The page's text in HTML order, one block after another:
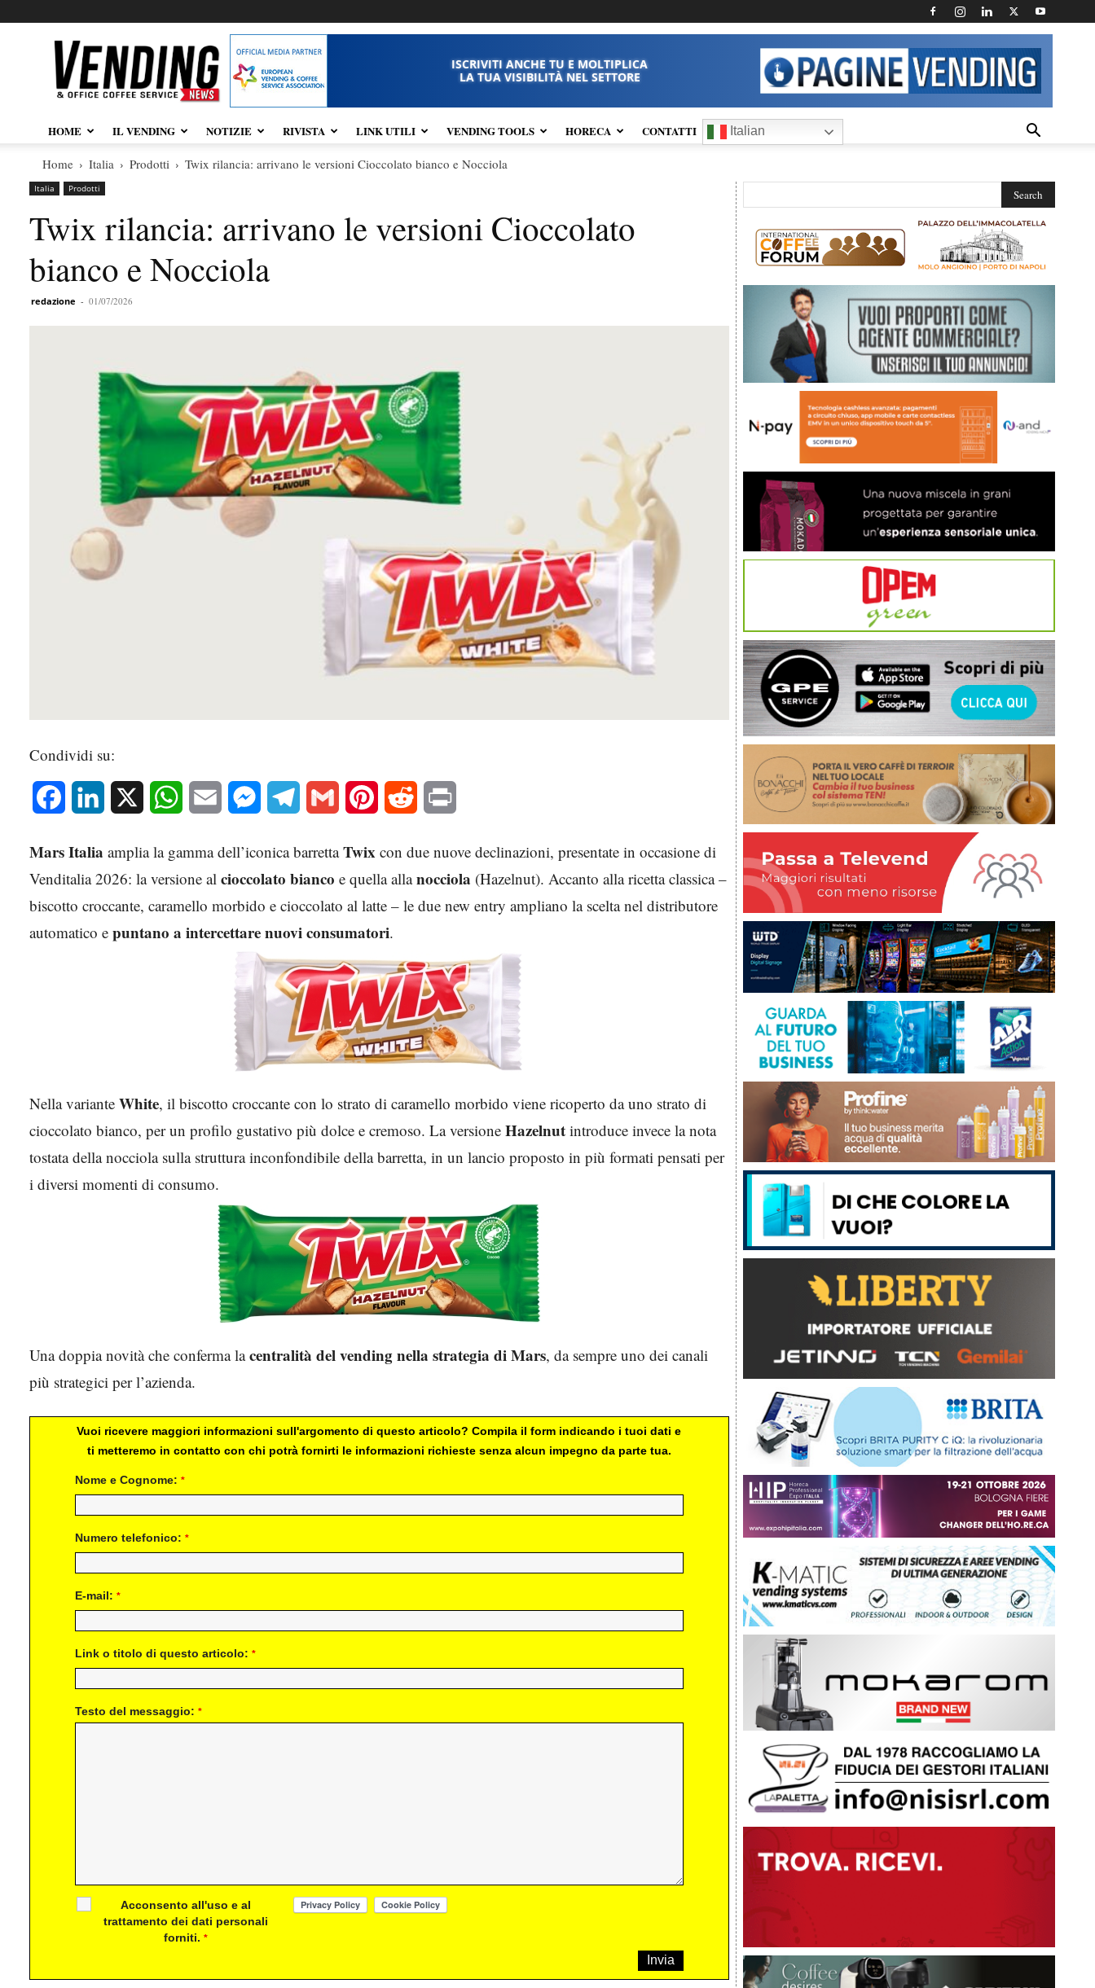
Vendingnews.it
ISCRIVITI ANCHE TU E MOLTIPLICA
LA TUA VISIBILITÀ NEL SETTORE
HOME IL VENDING NOTIZIE RIVISTA LINK UTILI VENDING TOOLS HORECA CONTATTI Italian
Home Italia Prodotti Twix rilancia: arrivano le versioni Cioccolato bianco e Nocciola
Italia Prodotti
Twix rilancia: arrivano le versioni Cioccolato
bianco e Nocciola
redazione - 01/07/2026
Condividi su:
Facebook LinkedIn WhatsAppEmail MessengerTelegram Gmail Pinterest Reddit
Mars Italia amplia la gamma dell’iconica barrettaTwix con due nuove declinazioni, presentate in occasione di
Venditalia 2026: la versione al cioccolato bianco e quella allanocciola (Hazelnut). Accanto alla ricetta classica –
biscotto croccante, caramello morbido e cioccolato al latte – le due new entry ampliano la scelta nel distributore
automatico e puntano a intercettare nuovi consumatori.
Nella variante White, il biscotto croccante con lo strato di caramello morbido viene ricoperto da uno strato di
cioccolato bianco, per un profilo gustativo più dolce e cremoso. La versione Hazelnut introduce invece la nota
tostata della nocciola sulla struttura inconfondibile della barretta, in un lancio proposto in più formati pensati per
i diversi momenti di consumo.
Una doppia novità che conferma lacentralità del vending nella strategia di Mars, da sempre uno dei canali
più strategici per l’azienda.
Vuoi ricevere maggiori informazioni sull'argomento di questo articolo? Compila il form indicando i tuoi dati e
ti metteremo in contatto con chi potrà fornirti le informazioni richieste senza alcun impegno da parte tua.
Nome e Cognome: *
Numero telefonico: *
E-mail: *
Link o titolo di questo articolo: *
Testo del messaggio: *
Acconsento all'uso e al
trattamento dei dati personali
forniti.*